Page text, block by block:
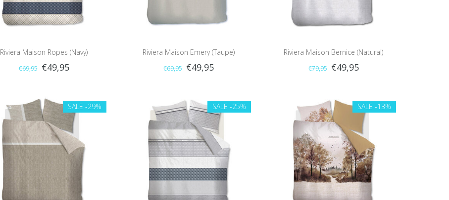
Riviera Maison Ropes (Navy)
€69,95 €49,95
Riviera Maison Emery (Taupe)
€69,95 €49,95
Riviera Maison Bernice (Natural)
€79,95 €49,95
SALE -29% SALE-25% SALE -13%